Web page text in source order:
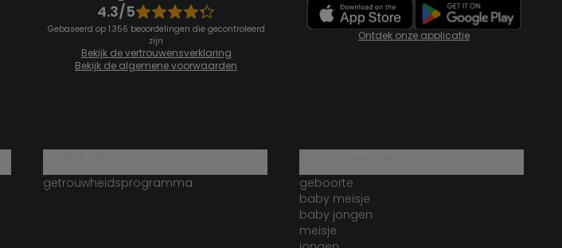
4.3/5
Gebaseerd op 1.356 beoordelingen die gecontroleerd
zijn
Bekijk de vertrouwensverklaring
Bekijk de algemene voorwaarden
Ontdek onze applicatie
getrouwheidsprogramma
geboorte
baby meisje
baby jongen
meisje